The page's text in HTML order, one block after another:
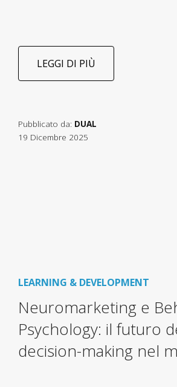
LEGGI DI PIÙ
Pubblicato da: DUAL
19 Dicembre 2025
LEARNING & DEVELOPMENT
Neuromarketing e
Psychology: il futuro
decision-making nel